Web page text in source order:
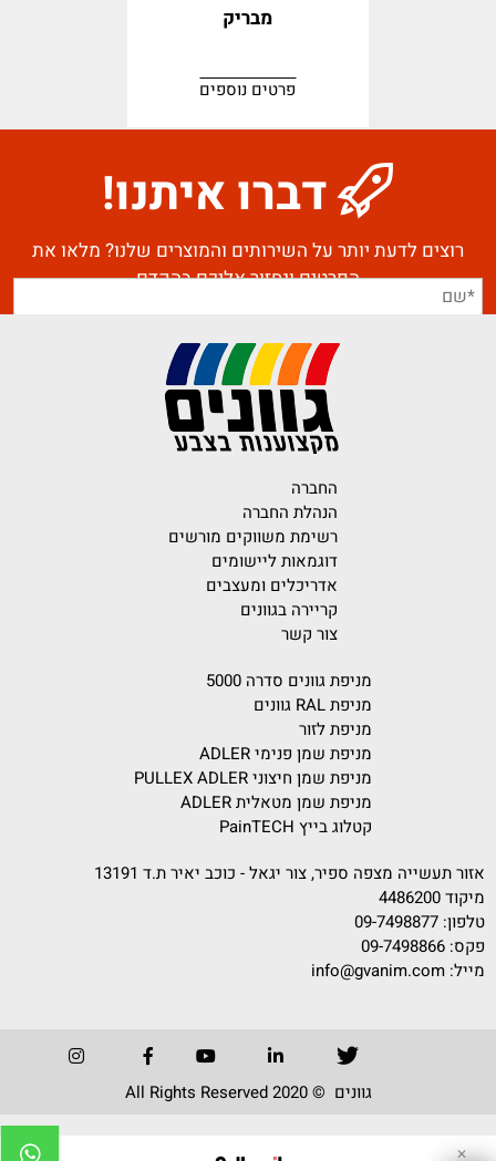
מבריק
פרטים נוספים
דברו איתנו!
רוצים לדעת יותר על השירותים והמוצרים שלנו? מלאו את
הפרטים ונחזור אליכם בהקדם
החברה
הנהלת החברה
רשימת משווקים מורשים
דוגמאות ליישומים
אדריכלים ומעצבים
קריירה בגוונים
צור קשר
מניפת גוונים סדרה 5000
מניפת RAL גוונים
מניפת לזור
מניפת שמן פנימי ADLER
מניפת שמן חיצוני PULLEX ADLER
מניפת שמן מטאלית ADLER
קטלוג בייץ PainTECH
אזור תעשייה מצפה ספיר, צור יגאל - כוכב יאיר ת.ד 13191
מיקוד 4486200
טלפון: 09-7498877
פקס: 09-7498866
מייל: info@gvanim.com
גוונים © 2020 All Rights Reserved
✕